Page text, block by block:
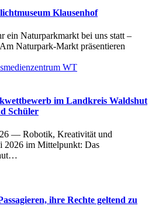
Klausenhof
ein Naturparkmarkt bei uns statt –
Naturpark-Markt präsentieren
im Landkreis Waldshut
Schüler
— Robotik, Kreativität und
2026 im Mittelpunkt: Das
ihre Rechte geltend zu